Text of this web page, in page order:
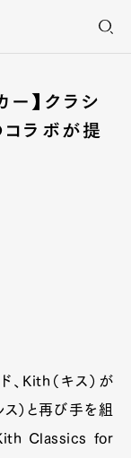
】クラシ
ラボが提
、Kith（キス）が
）と再び手を組
Classics for